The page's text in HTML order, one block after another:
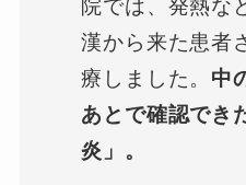
院では、発熱な
漢から来た患者
療しました。 中
あとで確認でき
炎」。